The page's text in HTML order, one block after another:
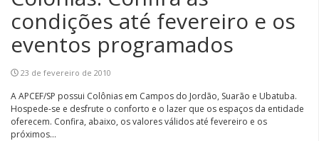
condições até fevereiro e os
eventos programados
23 de fevereiro de 2010
A APCEF/SP possui Colônias em Campos do Jordão, Suarão e Ubatuba.
Hospede-se e desfrute o conforto e o lazer que os espaços da entidade
oferecem. Confira, abaixo, os valores válidos até fevereiro e os
próximos...